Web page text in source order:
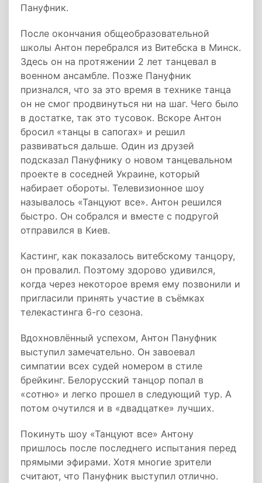
Пануфник.
После окончания общеобразовательной
школы Антон перебрался из Витебска в Минск.
Здесь он на протяжении 2 лет танцевал в
военном ансамбле. Позже Пануфник
признался, что за это время в технике танца
он не смог продвинуться ни на шаг. Чего было
в достатке, так это тусовок. Вскоре Антон
бросил «танцы в сапогах» и решил
развиваться дальше. Один из друзей
подсказал Пануфнику о новом танцевальном
проекте в соседней Украине, который
набирает обороты. Телевизионное шоу
называлось «Танцуют все». Антон решился
быстро. Он собрался и вместе с подругой
отправился в Киев.
Кастинг, как показалось витебскому танцору,
он провалил. Поэтому здорово удивился,
когда через некоторое время ему позвонили и
пригласили принять участие в съёмках
телекастинга 6-го сезона.
Вдохновлённый успехом, Антон Пануфник
выступил замечательно. Он завоевал
симпатии всех судей номером в стиле
брейкинг. Белорусский танцор попал в
«сотню» и легко прошел в следующий тур. А
потом очутился и в «двадцатке» лучших.
Покинуть шоу «Танцуют все» Антону
пришлось после последнего испытания перед
прямыми эфирами. Хотя многие зрители
считают, что Пануфник выступил отлично.